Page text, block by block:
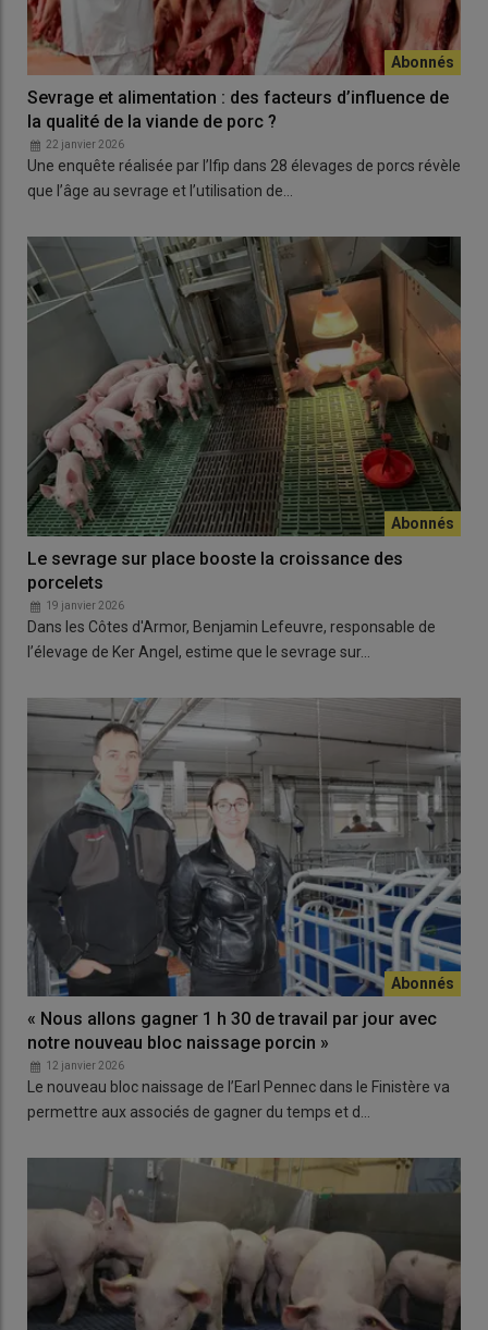
Sevrage et alimentation : des facteurs d’influence de
la qualité de la viande de porc ?
22 janvier 2026
Une enquête réalisée par l’Ifip dans 28 élevages de porcs révèle
que l’âge au sevrage et l’utilisation de…
Le sevrage sur place booste la croissance des
porcelets
19 janvier 2026
Dans les Côtes d'Armor, Benjamin Lefeuvre, responsable de
l’élevage de Ker Angel, estime que le sevrage sur…
« Nous allons gagner 1 h 30 de travail par jour avec
notre nouveau bloc naissage porcin »
12 janvier 2026
Le nouveau bloc naissage de l’Earl Pennec dans le Finistère va
permettre aux associés de gagner du temps et d…